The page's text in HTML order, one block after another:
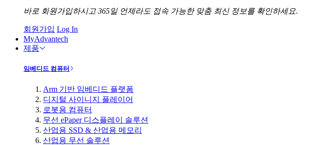
바로 회원가입하시고 365일 언제라도 접속 가능한 맞춤 최신 정보를 확인하세요.
회원가입 Log In
MyAdvantech
제품
임베디드 컴퓨터
Arm 기반 임베디드 플랫폼
디지털 사이니지 플레이어
로봇용 컴퓨터
무선 ePaper 디스플레이 솔루션
산업용 SSD & 산업용 메모리
산업용 무선 솔루션